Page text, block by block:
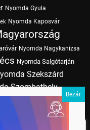
Nyomda Gyula
Nyomda Kaposvár
Nyomda Nagykanizsa
Nyomda Salgótarján
Szekszárd
Szombathely
Nyomda Vác